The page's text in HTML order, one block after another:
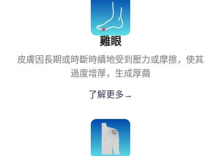
雞眼
皮膚因長期或時斷時續地受到壓力或摩擦，使其
過度增厚，生成厚繭
了解更多→